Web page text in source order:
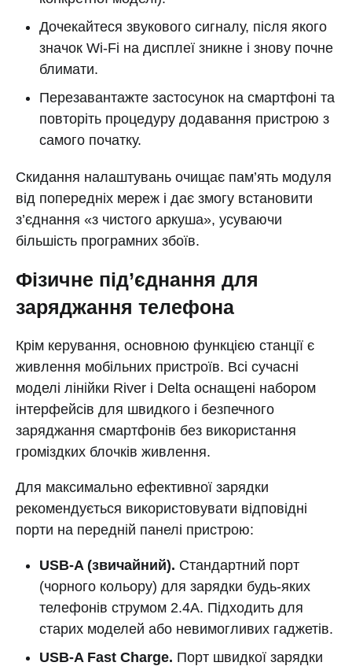
Дочекайтеся звукового сигналу, після якого
значок Wi-Fi на дисплеї зникне і знову почне
блимати.
Перезавантажте застосунок на смартфоні та
повторіть процедуру додавання пристрою з
самого початку.
Скидання налаштувань очищає пам’ять модуля
від попередніх мереж і дає змогу встановити
з’єднання «з чистого аркуша», усуваючи
більшість програмних збоїв.
Фізичне під’єднання для
заряджання телефона
Крім керування, основною функцією станції є
живлення мобільних пристроїв. Всі сучасні
моделі лінійки River і Delta оснащені набором
інтерфейсів для швидкого і безпечного
заряджання смартфонів без використання
громіздких блочків живлення.
Для максимально ефективної зарядки
рекомендується використовувати відповідні
порти на передній панелі пристрою:
USB-A (звичайний). Стандартний порт
(чорного кольору) для зарядки будь-яких
телефонів струмом 2.4А. Підходить для
старих моделей або невимогливих гаджетів.
USB-A Fast Charge. Порт швидкої зарядки